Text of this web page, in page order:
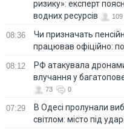
ризику»: експерт
водних ресурсів
109
08:36
Чи призначать
працював офіційно:
08:12
РФ атакувала
влучання у
73 0
07:29
В Одесі пролунали
світлом: місто під